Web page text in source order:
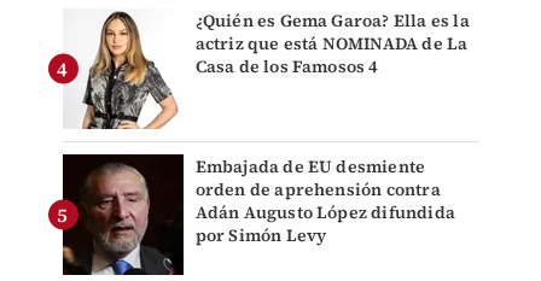
¿Quién es Gema Garoa? Ella es la
actriz que está NOMINADA de La
Casa de los Famosos 4
Embajada de EU desmiente
orden de aprehensión contra
Adán Augusto López difundida
por Simón Levy